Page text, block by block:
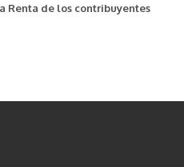
Renta de los contribuyentes